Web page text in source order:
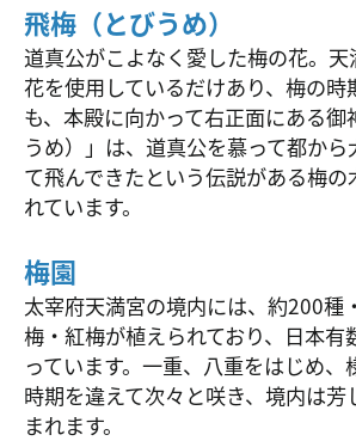
飛梅（とびうめ）
道真公がこよなく愛した梅の花。
花を使用しているだけあり、梅の時
も、本殿に向かって右正面にある
うめ）」は、道真公を慕って都か
て飛んできたという伝説がある梅の
れています。
梅園
太宰府天満宮の境内には、約200種
梅・紅梅が植えられており、日本有
っています。一重、八重をはじめ
時期を違えて次々と咲き、境内は
まれます。